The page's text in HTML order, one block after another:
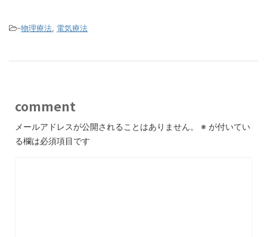
-物理療法, 電気療法
comment
メールアドレスが公開されることはありません。 ※ が付いてい
る欄は必須項目です